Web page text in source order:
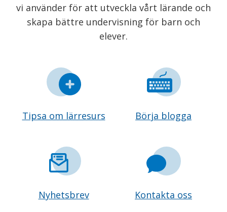
vi använder för att utveckla vårt lärande och
skapa bättre undervisning för barn och
elever.
Tipsa om lärresurs Börja blogga
Nyhetsbrev Kontakta oss